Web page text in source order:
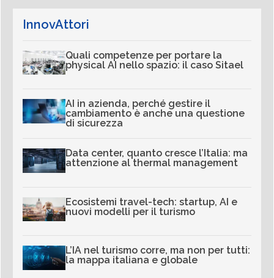
InnovAttori
Quali competenze per portare la
physical AI nello spazio: il caso Sitael
AI in azienda, perché gestire il
cambiamento è anche una questione
di sicurezza
Data center, quanto cresce l’Italia: ma
attenzione al thermal management
Ecosistemi travel-tech: startup, AI e
nuovi modelli per il turismo
L’IA nel turismo corre, ma non per tutti:
la mappa italiana e globale